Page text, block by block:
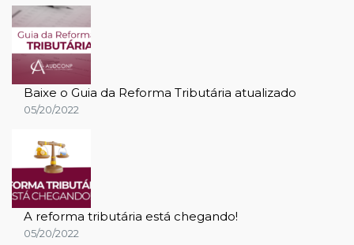
Baixe o Guia da Reforma Tributária atualizado
05/20/2022
A reforma tributária está chegando!
05/20/2022